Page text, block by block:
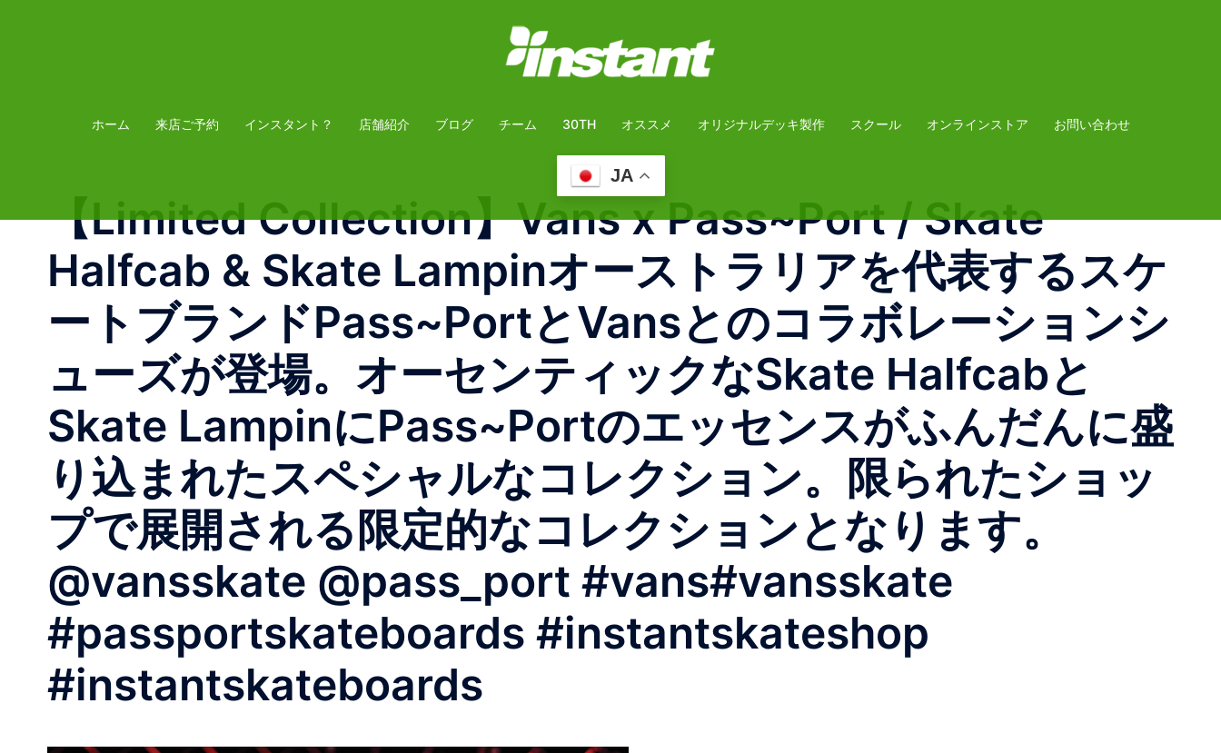
ホーム 来店ご予約 インスタント？ 店舗紹介 ブログ チーム 30TH オススメ オリジナルデッキ製作 スクール オンラインストア お問い合わせ
JA
【Limited Collection】Vans x Pass~Port / Skate
Halfcab & Skate Lampinオーストラリアを代表するスケ
ートブランドPass~PortとVansとのコラボレーションシ
ューズが登場。オーセンティックなSkate Halfcabと
Skate LampinにPass~Portのエッセンスがふんだんに盛
り込まれたスペシャルなコレクション。限られたショッ
プで展開される限定的なコレクションとなります。
@vansskate @pass_port #vans#vansskate
#passportskateboards #instantskateshop
#instantskateboards